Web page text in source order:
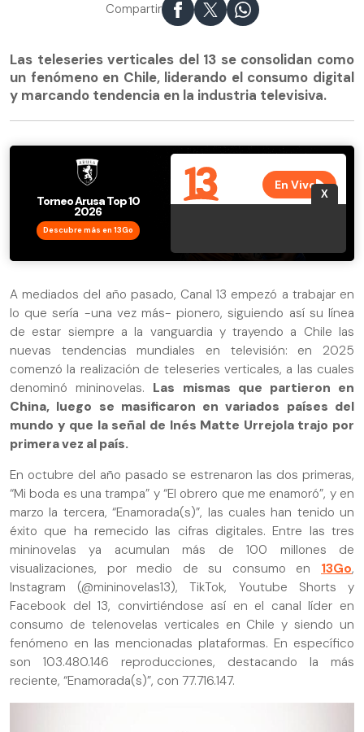
Compartir
Las teleseries verticales del 13 se consolidan como
un fenómeno en Chile, liderando el consumo digital
y marcando tendencia en la industria televisiva.
Descubre más en 13Go
A mediados del año pasado, Canal 13 empezó a trabajar en
lo que sería -una vez más- pionero, siguiendo así su línea
de estar siempre a la vanguardia y trayendo a Chile las
nuevas tendencias mundiales en televisión: en 2025
comenzó la realización de teleseries verticales, a las cuales
denominó mininovelas. Las mismas que partieron en
China, luego se masificaron en variados países del
mundo y que la señal de Inés Matte Urrejola trajo por
primera vez al país.
En octubre del año pasado se estrenaron las dos primeras,
“Mi boda es una trampa” y “El obrero que me enamoró”, y en
marzo la tercera, “Enamorada(s)”, las cuales han tenido un
éxito que ha remecido las cifras digitales. Entre las tres
mininovelas ya acumulan más de 100 millones de
visualizaciones, por medio de su consumo en 13Go,
Instagram (@mininovelas13), TikTok, Youtube Shorts y
Facebook del 13, convirtiéndose así en el canal líder en
consumo de telenovelas verticales en Chile y siendo un
fenómeno en las mencionadas plataformas. En específico
son 103.480.146 reproducciones, destacando la más
reciente, “Enamorada(s)”, con 77.716.147.